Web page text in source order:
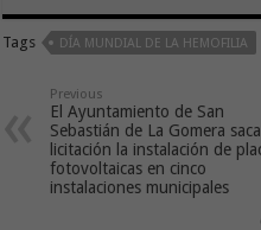
Tags DÍA MUNDIAL DE LA HEMOFILIA
Previous
El Ayuntamiento de San
Sebastián de La Gomera
licitación la instalación de
fotovoltaicas en cinco
instalaciones municipales